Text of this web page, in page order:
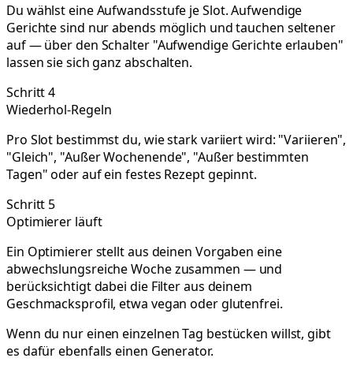
Du wählst eine Aufwandsstufe je Slot. Aufwendige
Gerichte sind nur abends möglich und tauchen seltener
auf — über den Schalter "Aufwendige Gerichte erlauben"
lassen sie sich ganz abschalten.
Schritt 4
Wiederhol-Regeln
Pro Slot bestimmst du, wie stark variiert wird: "Variieren",
"Gleich", "Außer Wochenende", "Außer bestimmten
Tagen" oder auf ein festes Rezept gepinnt.
Schritt 5
Optimierer läuft
Ein Optimierer stellt aus deinen Vorgaben eine
abwechslungsreiche Woche zusammen — und
berücksichtigt dabei die Filter aus deinem
Geschmacksprofil, etwa vegan oder glutenfrei.
Wenn du nur einen einzelnen Tag bestücken willst, gibt
es dafür ebenfalls einen Generator.